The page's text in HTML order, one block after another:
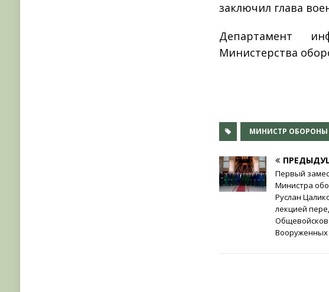
заключил глава
Департамент
Министерства
МИНИСТР ОБОРОНЫ
Первый
Министра
Руслан
лекцией
Вооруженных